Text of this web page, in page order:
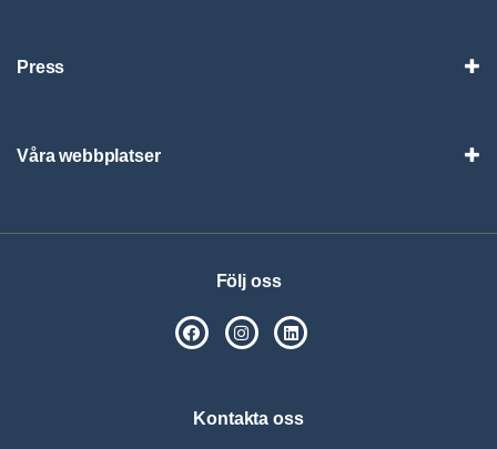
Press
Våra webbplatser
Följ oss
SPSM på Facebook
SPSM på Instagram
Kontakta oss